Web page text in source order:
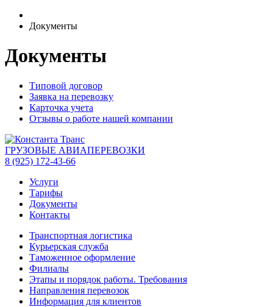
Документы
Документы
Типовой договор
Заявка на перевозку
Карточка учета
Отзывы о работе нашей компании
ГРУЗОВЫЕ АВИАПЕРЕВОЗКИ
8 (925) 172-43-66
Услуги
Тарифы
Документы
Контакты
Транспортная логистика
Курьерская служба
Таможенное оформление
Филиалы
Этапы и порядок работы. Требования
Направления перевозок
Информация для клиентов